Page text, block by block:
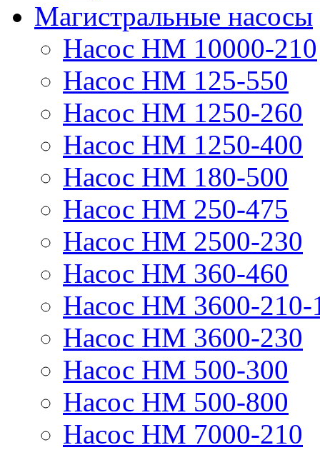
Магистральные насосы
Насос НМ 10000-210
Насос НМ 125-550
Насос НМ 1250-260
Насос НМ 1250-400
Насос НМ 180-500
Насос НМ 250-475
Насос НМ 2500-230
Насос НМ 360-460
Насос НМ 3600-210-
Насос НМ 3600-230
Насос НМ 500-300
Насос НМ 500-800
Насос НМ 7000-210